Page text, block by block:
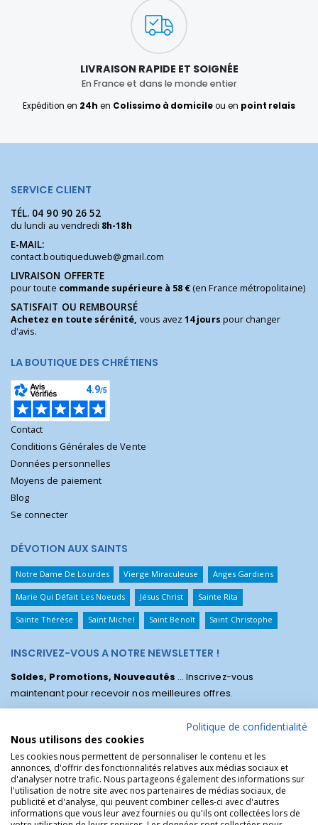
LIVRAISON RAPIDE ET SOIGNÉE
En France et dans le monde entier
Expédition en 24h en Colissimo à domicileou en point relais
SERVICE CLIENT
TÉL. 04 90 90 26 52
du lundi au vendredi 8h-18h
E-MAIL:
contact.boutiqueduweb@gmail.com
LIVRAISON OFFERTE
pour toute commande supérieure à 58 €(en France métropolitaine)
SATISFAIT OU REMBOURSÉ
Achetez en toute sérénité, vous avez14 jours pour changer
d'avis.
LA BOUTIQUE DES CHRÉTIENS
Contact
Conditions Générales de Vente
Données personnelles
Moyens de paiement
Blog
Se connecter
DÉVOTION AUX SAINTS
Notre Dame De Lourdes Vierge Miraculeuse Anges Gardiens
Marie Qui Défait Les Noeuds Jésus Christ Sainte Rita
Sainte Thérèse Saint Michel Saint Benoît Saint Christophe
INSCRIVEZ-VOUS A NOTRE NEWSLETTER !
Soldes, Promotions, Nouveautés ... Inscrivez-vous
maintenant pour recevoir nos meilleures offres.
Politique de confidentialité
Nous utilisons des cookies
Les cookies nous permettent de personnaliser le contenu et les
annonces, d'offrir des fonctionnalités relatives aux médias sociaux et
d'analyser notre trafic. Nous partageons également des informations sur
l'utilisation de notre site avec nos partenaires de médias sociaux, de
publicité et d'analyse, qui peuvent combiner celles-ci avec d'autres
informations que vous leur avez fournies ou qu'ils ont collectées lors de